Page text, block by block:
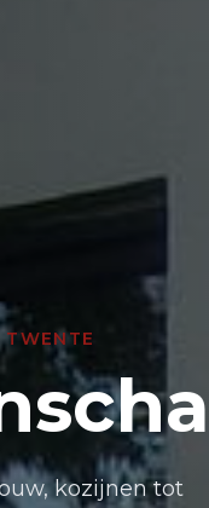
TWENTE
kozijnen tot